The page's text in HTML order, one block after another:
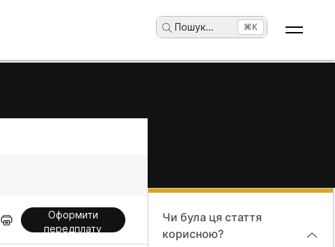
Пошук... ⌘K
Оформити
передплату
Чи була ця стаття
корисною?